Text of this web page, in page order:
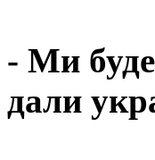
- Ми
дали